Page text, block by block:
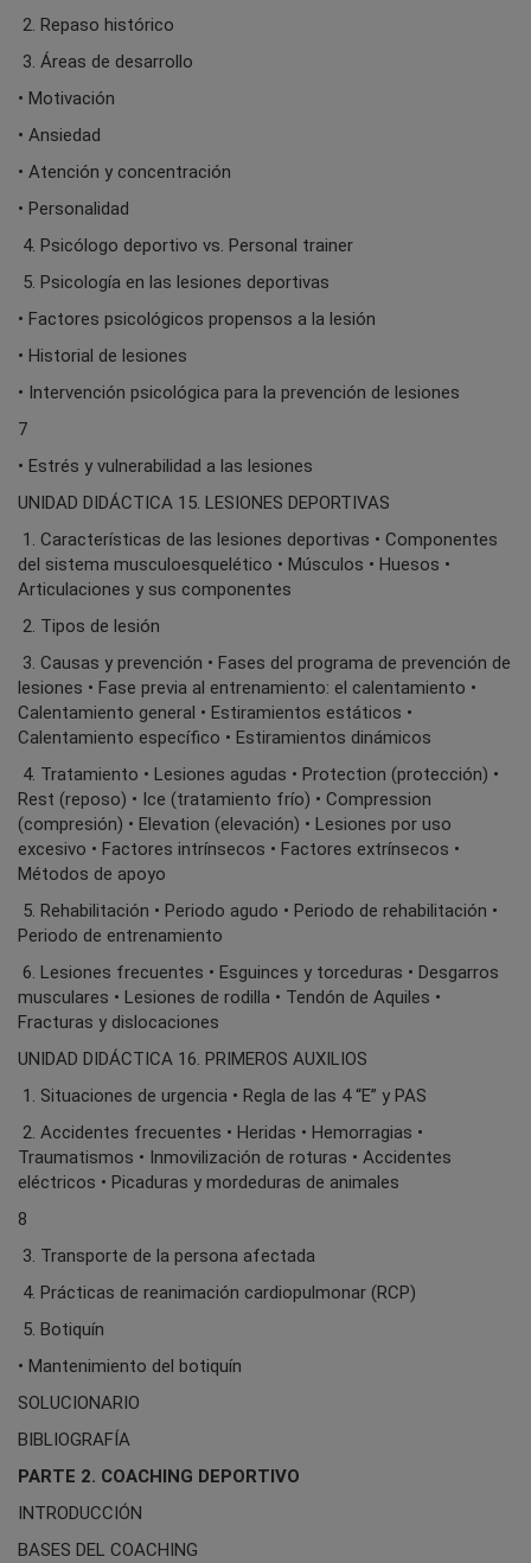
2. Repaso histórico
3. Áreas de desarrollo
• Motivación
• Ansiedad
• Atención y concentración
• Personalidad
4. Psicólogo deportivo vs. Personal trainer
5. Psicología en las lesiones deportivas
• Factores psicológicos propensos a la lesión
• Historial de lesiones
• Intervención psicológica para la prevención de lesiones
7
• Estrés y vulnerabilidad a las lesiones
UNIDAD DIDÁCTICA 15. LESIONES DEPORTIVAS
1. Características de las lesiones deportivas • Componentes
del sistema musculoesquelético • Músculos • Huesos •
Articulaciones y sus componentes
2. Tipos de lesión
3. Causas y prevención • Fases del programa de prevención de
lesiones • Fase previa al entrenamiento: el calentamiento •
Calentamiento general • Estiramientos estáticos •
Calentamiento específico • Estiramientos dinámicos
4. Tratamiento • Lesiones agudas • Protection (protección) •
Rest (reposo) • Ice (tratamiento frío) • Compression
(compresión) • Elevation (elevación) • Lesiones por uso
excesivo • Factores intrínsecos • Factores extrínsecos •
Métodos de apoyo
5. Rehabilitación • Periodo agudo • Periodo de rehabilitación •
Periodo de entrenamiento
6. Lesiones frecuentes • Esguinces y torceduras • Desgarros
musculares • Lesiones de rodilla • Tendón de Aquiles •
Fracturas y dislocaciones
UNIDAD DIDÁCTICA 16. PRIMEROS AUXILIOS
1. Situaciones de urgencia • Regla de las 4 “E” y PAS
2. Accidentes frecuentes • Heridas • Hemorragias •
Traumatismos • Inmovilización de roturas • Accidentes
eléctricos • Picaduras y mordeduras de animales
8
3. Transporte de la persona afectada
4. Prácticas de reanimación cardiopulmonar (RCP)
5. Botiquín
• Mantenimiento del botiquín
SOLUCIONARIO
BIBLIOGRAFÍA
PARTE 2. COACHING DEPORTIVO
INTRODUCCIÓN
BASES DEL COACHING